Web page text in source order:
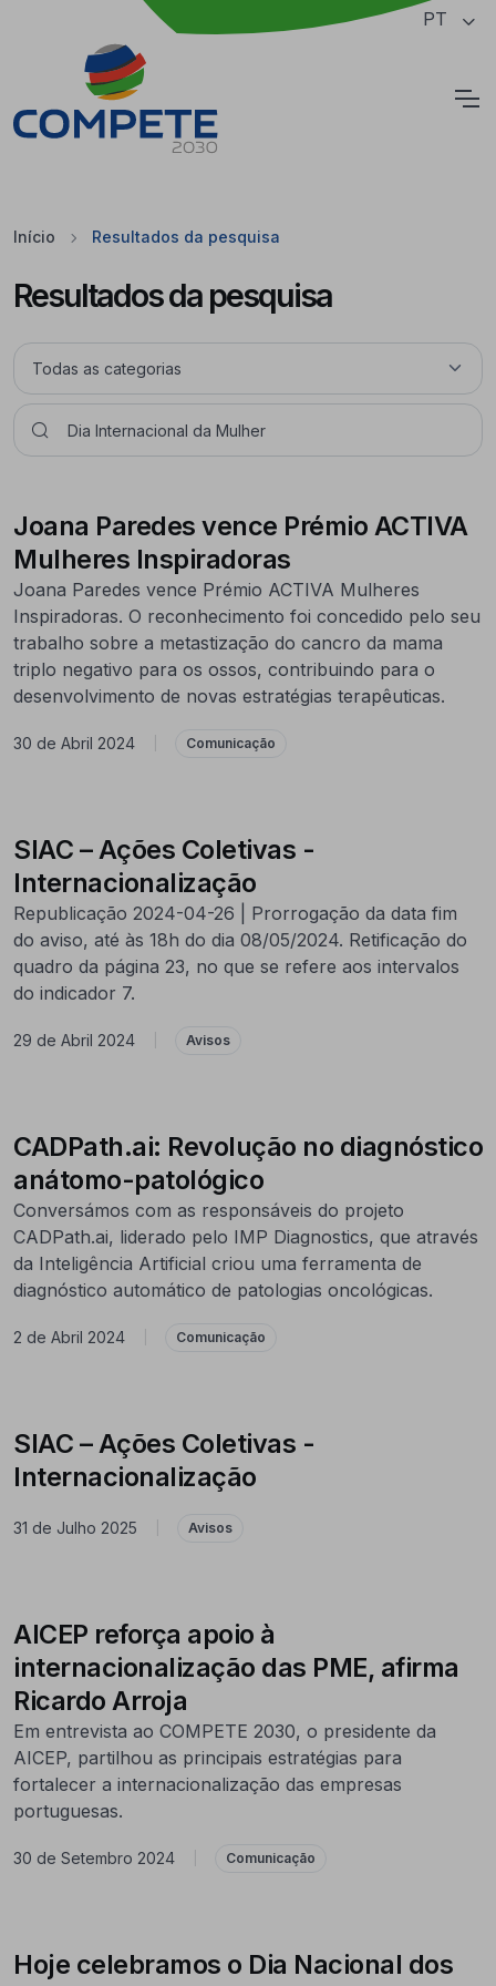
Saltar para o conteúdo principal da página PT
Início Resultados da pesquisa
Resultados da pesquisa
Joana Paredes vence Prémio ACTIVA
Mulheres Inspiradoras
Joana Paredes vence Prémio ACTIVA Mulheres
Inspiradoras. O reconhecimento foi concedido pelo seu
trabalho sobre a metastização do cancro da mama
triplo negativo para os ossos, contribuindo para o
desenvolvimento de novas estratégias terapêuticas.
30 de Abril 2024 Comunicação
SIAC – Ações Coletivas -
Internacionalização
Republicação 2024-04-26 | Prorrogação da data fim
do aviso, até às 18h do dia 08/05/2024. Retificação do
quadro da página 23, no que se refere aos intervalos
do indicador 7.
29 de Abril 2024 Avisos
CADPath.ai: Revolução no diagnóstico
anátomo-patológico
Conversámos com as responsáveis do projeto
CADPath.ai, liderado pelo IMP Diagnostics, que através
da Inteligência Artificial criou uma ferramenta de
diagnóstico automático de patologias oncológicas.
2 de Abril 2024 Comunicação
SIAC – Ações Coletivas -
Internacionalização
31 de Julho 2025 Avisos
AICEP reforça apoio à
internacionalização das PME, afirma
Ricardo Arroja
Em entrevista ao COMPETE 2030, o presidente da
AICEP, partilhou as principais estratégias para
fortalecer a internacionalização das empresas
portuguesas.
30 de Setembro 2024 Comunicação
Hoje celebramos o Dia Nacional dos